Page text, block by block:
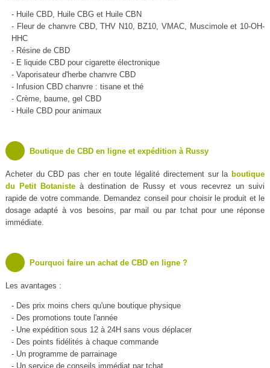
- Huile CBD, Huile CBG et Huile CBN
- Fleur de chanvre CBD, THV N10, BZ10, VMAC, Muscimole et 10-OH-
HHC
- Résine de CBD
- E liquide CBD pour cigarette électronique
- Vaporisateur d'herbe chanvre CBD
- Infusion CBD chanvre : tisane et thé
- Crème, baume, gel CBD
- Huile CBD pour animaux
Boutique de CBD en ligne et expédition à Russy
Acheter du CBD pas cher en toute légalité directement sur la boutique
du Petit Botanisteà destination de Russy et vous recevrez un suivi
rapide de votre commande. Demandez conseil pour choisir le produit et le
dosage adapté à vos besoins, par mail ou par tchat pour une réponse
immédiate.
Pourquoi faire un achat de CBD en ligne ?
Les avantages :
- Des prix moins chers qu'une boutique physique
- Des promotions toute l'année
- Une expédition sous 12 à 24H sans vous déplacer
- Des points fidélités à chaque commande
- Un programme de parrainage
- Un service de conseils immédiat par tchat